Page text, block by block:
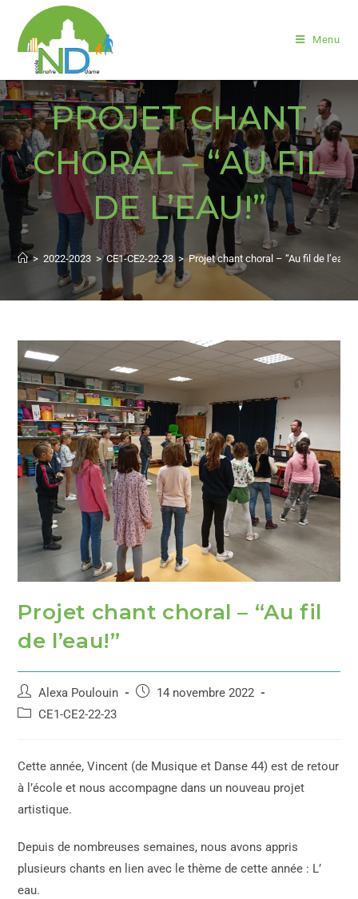
Menu
PROJET CHANT
CHORAL – “AU FIL
DE L’EAU!”
> 2022-2023 > CE1-CE2-22-23 > Projet chant choral – “Au fil de l’eau!”
Projet chant choral – “Au fil
de l’eau!”
Alexa Poulouin
14 novembre 2022
CE1-CE2-22-23
Cette année, Vincent (de Musique et Danse 44) est de retour
à l’école et nous accompagne dans un nouveau projet
artistique.
Depuis de nombreuses semaines, nous avons appris
plusieurs chants en lien avec le thème de cette année : L’
eau.